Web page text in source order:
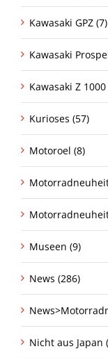
Kawasaki GPZ (7)
Kawasaki
Kawasaki Z 1000
Kurioses (57)
Motoroel (8)
Museen (9)
News (286)
Nicht aus Japan